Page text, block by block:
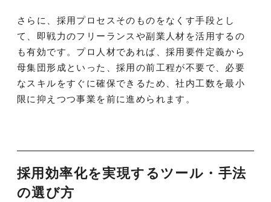
さらに、採用プロセスそのものをなくす手段とし
て、即戦力のフリーランスや副業人材を活用するの
も有効です。プロ人材であれば、採用要件定義から
母集団形成といった、採用の前工程が不要で、必要
なスキルをすぐに確保できるため、社内工数を最小
限に抑えつつ事業を前に進められます。
採用効率化を実現するツール・手法
の選び方